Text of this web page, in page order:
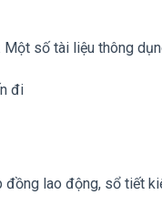
số tài liệu thông
đi
đồng lao động, sổ tiết